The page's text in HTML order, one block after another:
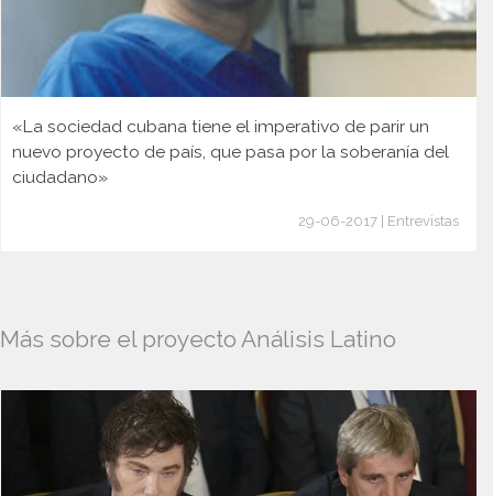
«La sociedad cubana tiene el imperativo de parir un
nuevo proyecto de país, que pasa por la soberanía del
ciudadano»
29-06-2017 | Entrevistas
Más sobre el proyecto Análisis Latino